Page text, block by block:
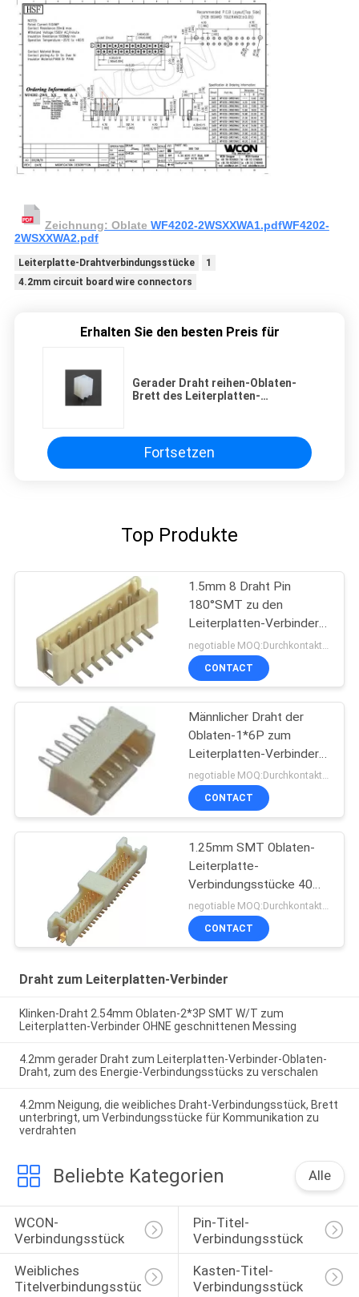
Zeichnung: Oblate WF4202-2WSXXWA1.pdfWF4202-
2WSXXWA2.pdf
Leiterplatte-Drahtverbindungsstücke
1
4.2mm circuit board wire connectors
Erhalten Sie den besten Preis für
Gerader Draht reihen-Oblaten-
Brett des Leiterplatten-
Fortsetzen
Top Produkte
1.5mm 8 Draht Pin
180°SMT zu den
Leiterplatten-Verbinder-
Stromkreis-
Leiterplatten-Verbindern
CONTACT
Männlicher Draht der
Oblaten-1*6P zum
Leiterplatten-Verbinder
Unterkunft1.0amp
180°DIP
negotiable MOQ:Durchkontaktierung
CONTACT
1.25mm SMT Oblaten-
Leiterplatte-
Verbindungsstücke 40
Pin-Titel
negotiable MOQ:Durchkontaktierung
CONTACT
Draht zum Leiterplatten-Verbinder
Klinken-Draht 2.54mm Oblaten-2*3P SMT W/T zum
Leiterplatten-Verbinder OHNE geschnittenen Messing
4.2mm gerader Draht zum Leiterplatten-Verbinder-Oblaten-
Draht, zum des Energie-Verbindungsstücks zu verschalen
4.2mm Neigung, die weibliches Draht-Verbindungsstück, Brett
unterbringt, um Verbindungsstücke für Kommunikation zu
verdrahten
Beliebte Kategorien Alle
WCON-
Verbindungsstück
Pin-Titel-
Verbindungsstück
Weibliches
Titelverbindungsstück
Kasten-Titel-
Verbindungsstück